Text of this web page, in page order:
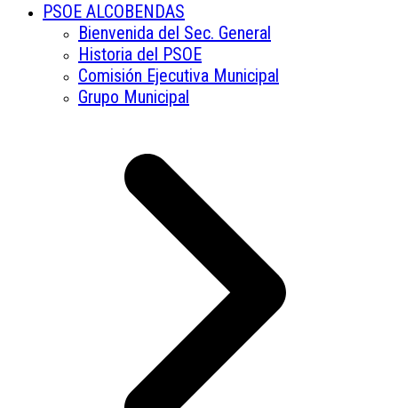
PSOE ALCOBENDAS
Bienvenida del Sec. General
Historia del PSOE
Comisión Ejecutiva Municipal
Grupo Municipal